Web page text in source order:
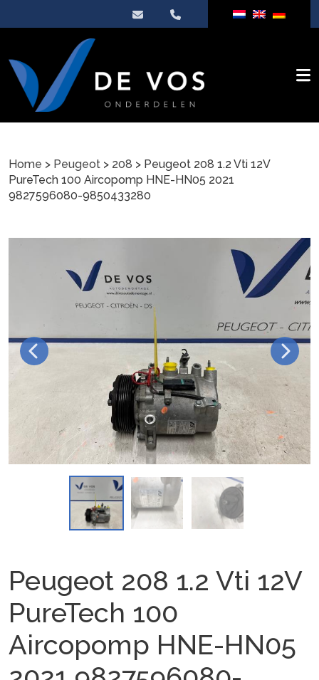
Home > Peugeot > 208 > Peugeot 208 1.2 Vti 12V
PureTech 100 Aircopomp HNE-HN05 2021
9827596080-9850433280
Peugeot 208 1.2 Vti 12V
PureTech 100
Aircopomp HNE-HN05